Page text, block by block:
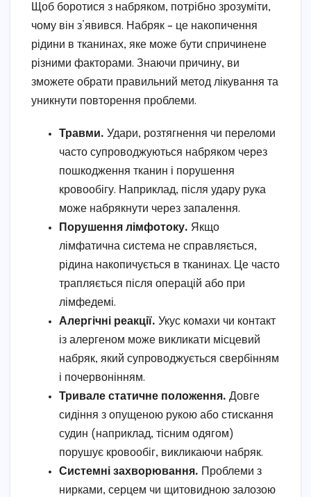
Щоб боротися з набряком, потрібно зрозуміти,
чому він з’явився. Набряк – це накопичення
рідини в тканинах, яке може бути спричинене
різними факторами. Знаючи причину, ви
зможете обрати правильний метод лікування та
уникнути повторення проблеми.
Травми. Удари, розтягнення чи переломи
часто супроводжуються набряком через
пошкодження тканин і порушення
кровообігу. Наприклад, після удару рука
може набрякнути через запалення.
Порушення лімфотоку. Якщо
лімфатична система не справляється,
рідина накопичується в тканинах. Це часто
трапляється після операцій або при
лімфедемі.
Алергічні реакції. Укус комахи чи контакт
із алергеном може викликати місцевий
набряк, який супроводжується свербінням
і почервонінням.
Тривале статичне положення. Довге
сидіння з опущеною рукою або стискання
судин (наприклад, тісним одягом)
порушує кровообіг, викликаючи набряк.
Системні захворювання. Проблеми з
нирками, серцем чи щитовидною залозою